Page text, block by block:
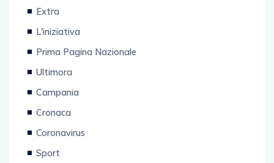
Extra
L'iniziativa
Prima Pagina Nazionale
Ultimora
Campania
Cronaca
Coronavirus
Sport